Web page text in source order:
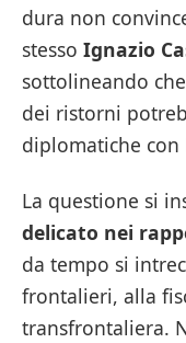
dura non
stesso Ignazio
sottolineando
dei ristorni
diplomatiche con
La questione si
delicato nei
da tempo si
frontalieri, alla
transfrontaliera.